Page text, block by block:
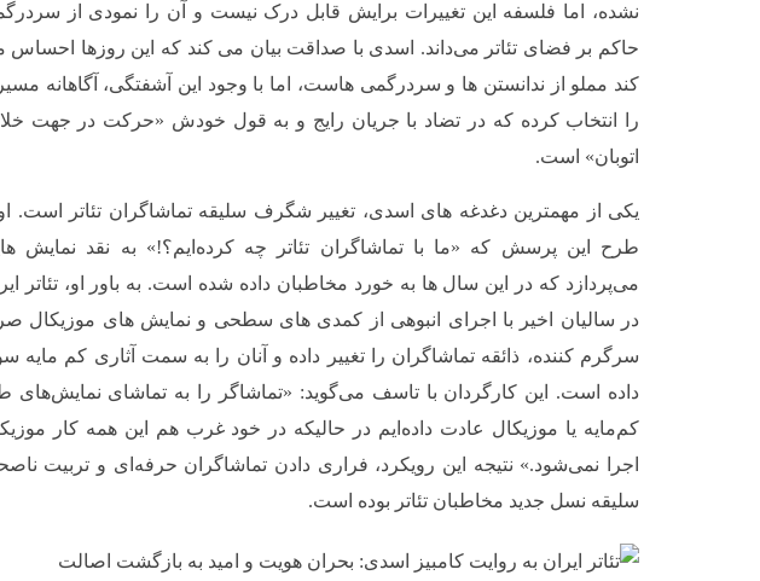
نشده، اما فلسفه این تغییرات برایش قابل درک نیست و آن را نمودی از
حاکم بر فضای تئاتر می‌داند. اسدی با صداقت بیان می کند که این روزها احساس
کند مملو از ندانستن ها و سردرگمی هاست، اما با وجود این آشفتگی، آگاهانه
را انتخاب کرده که در تضاد با جریان رایج و به قول خودش «حرکت در جهت
اتوبان» است.
یکی از مهمترین دغدغه های اسدی، تغییر شگرف سلیقه تماشاگران تئاتر است. او
طرح این پرسش که «ما با تماشاگران تئاتر چه کرده‌ایم؟!» به نقد نمایش
می‌پردازد که در این سال ها به خورد مخاطبان داده شده است. به باور او، تئاتر
در سالیان اخیر با اجرای انبوهی از کمدی های سطحی و نمایش های موزیکال
سرگرم کننده، ذائقه تماشاگران را تغییر داده و آنان را به سمت آثاری کم مایه
داده است. این کارگردان با تاسف می‌گوید: «تماشاگر را به تماشای نمایش‌های
کم‌مایه یا موزیکال عادت داده‌ایم در حالیکه در خود غرب هم این همه کار
اجرا نمی‌شود.» نتیجه این رویکرد، فراری دادن تماشاگران حرفه‌ای و تربیت
سلیقه نسل جدید مخاطبان تئاتر بوده است.